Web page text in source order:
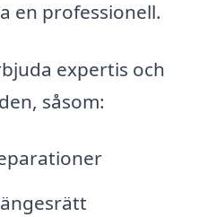
en professionell.
expertis och
såsom: